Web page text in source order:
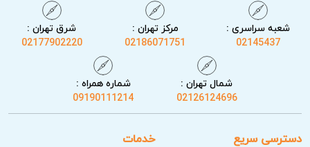
شعبه سراسری :
02145437
مرکز تهران :
02186071751
شرق تهران :
02177902220
شمال تهران :
02126124696
شماره همراه :
09190111214
دسترسی سریع خدمات